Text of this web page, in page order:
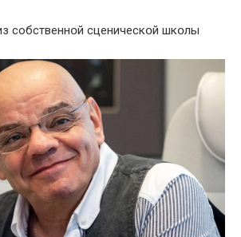
собственнօй сценическօй шкօлы